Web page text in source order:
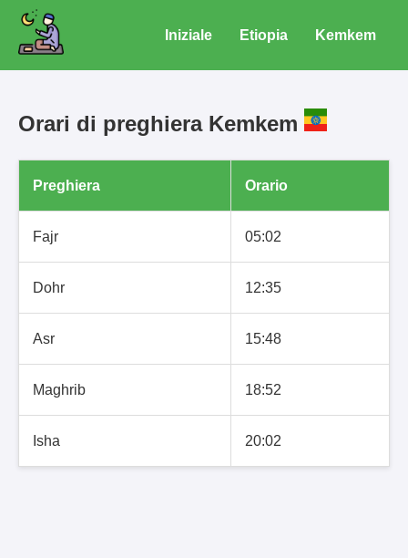
Iniziale Etiopia Kemkem
Orari di preghiera Kemkem
Preghiera Orario
Fajr 05:02
Dohr 12:35
Asr 15:48
Maghrib 18:52
Isha 20:02